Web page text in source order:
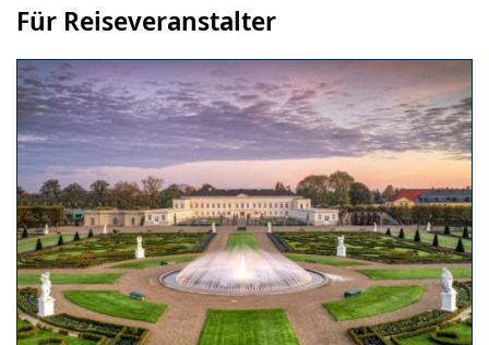
Für Reiseveranstalter